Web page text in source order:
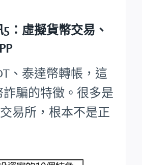
5：虛擬貨幣交易、
、泰達幣轉帳，這
騙的特徵。很多是
易所，根本不是正